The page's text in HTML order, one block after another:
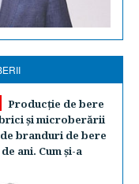
Producţie de bere
şi microberării
branduri de bere
ani. Cum şi-a